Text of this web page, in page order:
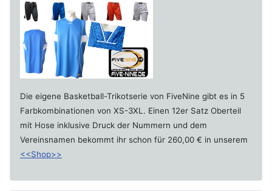
Die eigene Basketball-Trikotserie von FiveNine gibt es in 5
Farbkombinationen von XS-3XL. Einen 12er Satz Oberteil
mit Hose inklusive Druck der Nummern und dem
Vereinsnamen bekommt ihr schon für 260,00 € in unserem
<<Shop>>